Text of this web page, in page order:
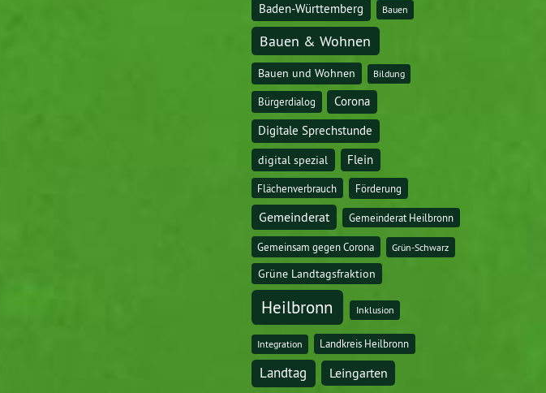
Baden-Württemberg Bauen
Bauen & Wohnen
Bauen und Wohnen Bildung
Bürgerdialog Corona
Digitale Sprechstunde
digital spezial
Flein
Flächenverbrauch Förderung
Gemeinderat Gemeinderat Heilbronn
Gemeinsam gegen Corona Grün-Schwarz
Grüne Landtagsfraktion
Heilbronn Inklusion
Integration Landkreis Heilbronn
Landtag Leingarten